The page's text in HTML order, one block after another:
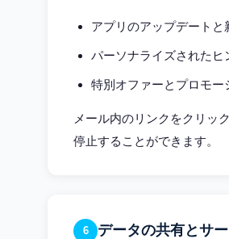
アプリのアップデートと
パーソナライズされたヒ
特別オファーとプロモー
メール内のリンクをクリッ
停止することができます。
6 データの共有とサ